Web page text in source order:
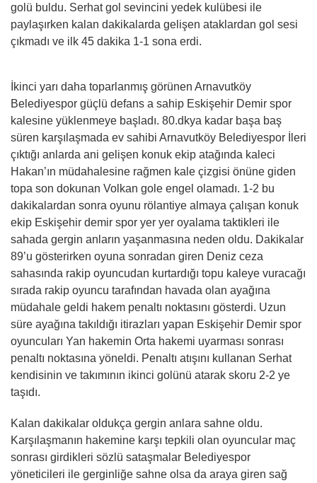
golü buldu. Serhat gol sevincini yedek kulübesi ile
paylaşırken kalan dakikalarda gelişen ataklardan gol sesi
çıkmadı ve ilk 45 dakika 1-1 sona erdi.
İkinci yarı daha toparlanmış görünen Arnavutköy
Belediyespor güçlü defans a sahip Eskişehir Demir spor
kalesine yüklenmeye başladı. 80.dkya kadar başa baş
süren karşılaşmada ev sahibi Arnavutköy Belediyespor İleri
çıktığı anlarda ani gelişen konuk ekip atağında kaleci
Hakan’ın müdahalesine rağmen kale çizgisi önüne giden
topa son dokunan Volkan gole engel olamadı. 1-2 bu
dakikalardan sonra oyunu rölantiye almaya çalışan konuk
ekip Eskişehir demir spor yer yer oyalama taktikleri ile
sahada gergin anların yaşanmasına neden oldu. Dakikalar
89’u gösterirken oyuna sonradan giren Deniz ceza
sahasında rakip oyuncudan kurtardığı topu kaleye vuracağı
sırada rakip oyuncu tarafından havada olan ayağına
müdahale geldi hakem penaltı noktasını gösterdi. Uzun
süre ayağına takıldığı itirazları yapan Eskişehir Demir spor
oyuncuları Yan hakemin Orta hakemi uyarması sonrası
penaltı noktasına yöneldi. Penaltı atışını kullanan Serhat
kendisinin ve takımının ikinci golünü atarak skoru 2-2 ye
taşıdı.
Kalan dakikalar oldukça gergin anlara sahne oldu.
Karşılaşmanın hakemine karşı tepkili olan oyuncular maç
sonrası girdikleri sözlü sataşmalar Belediyespor
yöneticileri ile gerginliğe sahne olsa da araya giren sağ